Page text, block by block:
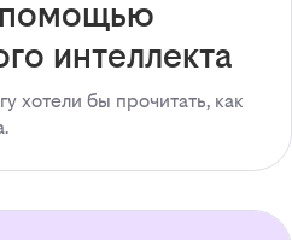
помощью
интеллекта
хотели бы прочитать, как